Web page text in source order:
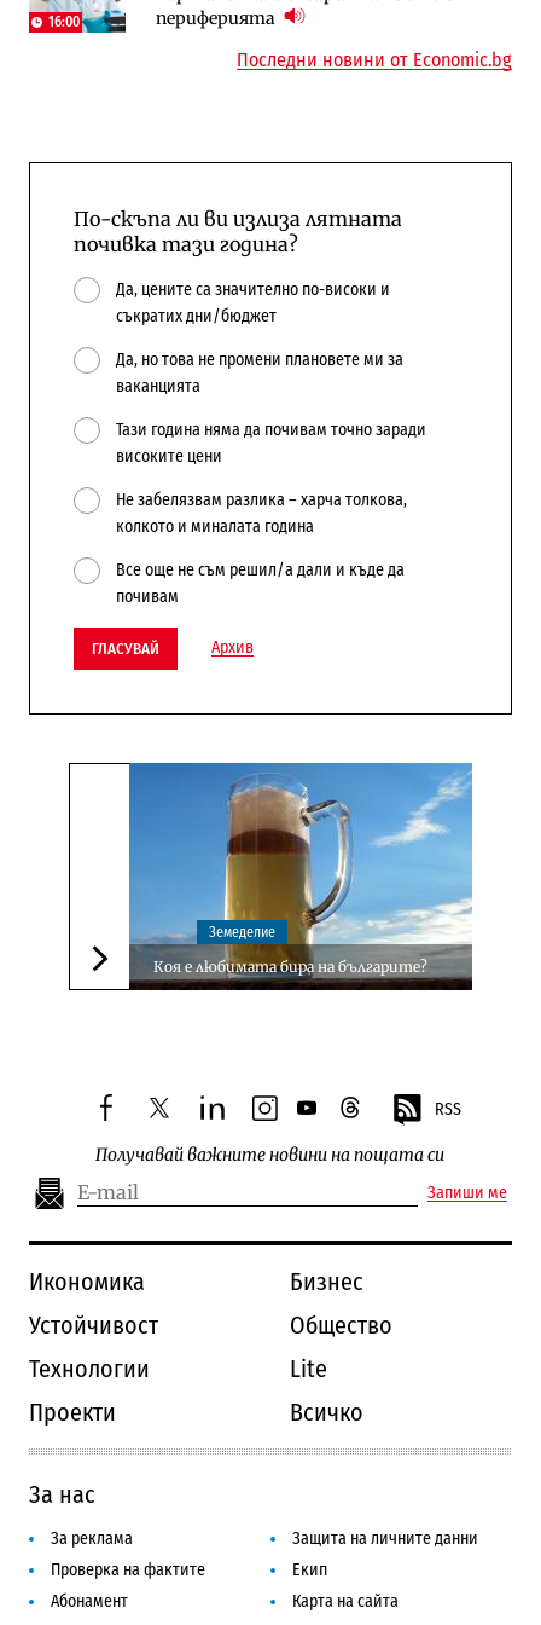
16:00
периферията
напълно от Google
10:12
Последни новини от Economic.bg
По-скъпа ли ви излиза лятната
почивка тази година?
Да, цените са значително по-високи и
съкратих дни/бюджет
Да, но това не промени плановете ми за
ваканцията
Тази година няма да почивам точно заради
високите цени
Не забелязвам разлика – харча толкова,
колкото и миналата година
Все още не съм решил/а дали и къде да
почивам
ГЛАСУВАЙ Архив
Следваща новина
Земеделие
Коя е любимата бира на българите?
facebooktwitterlinkedininstagram
youtubethreads RSS
Получавай важните новини на пощата си
Запиши ме
Икономика
Бизнес
Устойчивост
Общество
Технологии
Lite
Проекти
Всичко
За нас
За реклама
Защита на личните данни
Проверка на фактите
Екип
Абонамент
Карта на сайта